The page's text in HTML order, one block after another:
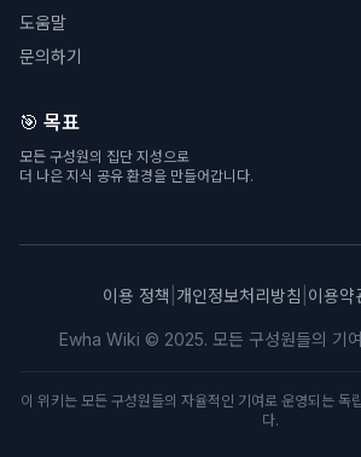
도움말
문의하기
🎯 목표
모든 구성원의 집단 지성으로
더 나은 지식 공유 환경을 만들어갑니다.
이용 정책 개인정보처리방침 이용약
Ewha Wiki © 2025. 모든 구성원들의 기
이 위키는 모든 구성원들의 자율적인 기여로 운영되는 독
다.